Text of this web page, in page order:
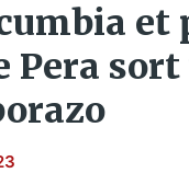
et
Pera